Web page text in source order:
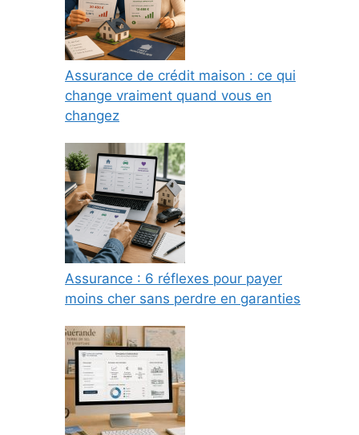
Assurance de crédit maison : ce qui
change vraiment quand vous en
changez
Assurance : 6 réflexes pour payer
moins cher sans perdre en garanties